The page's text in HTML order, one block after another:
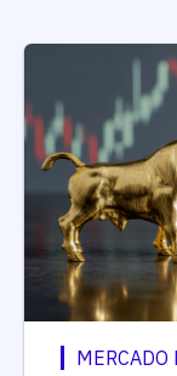
MERCADO